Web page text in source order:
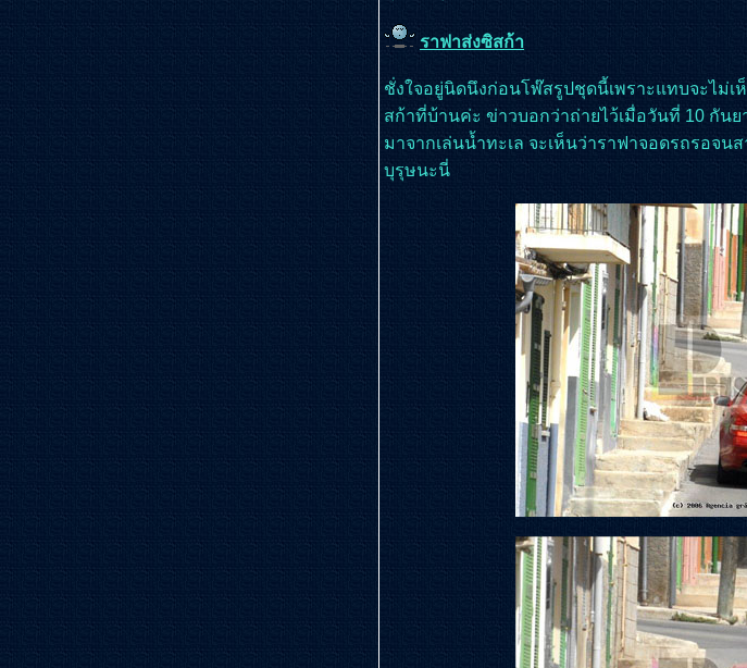
ราฟาส่งซิสก้า
ชั่งใจอยู่นิดนึงก่อนโพ๊สรูปชุดนี้เพราะแทบจะไม่เ
สก้าที่บ้านค่ะ ข่าวบอกว่าถ่ายไว้เมื่อวันที่ 10 กัน
มาจากเล่นน้ำทะเล จะเห็นว่าราฟาจอดรถรอจน
บุรุษนะนี่